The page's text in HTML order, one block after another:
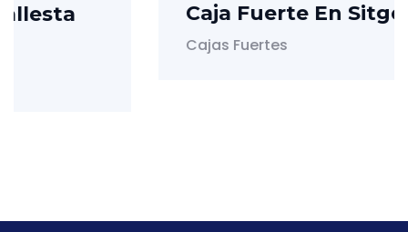
Caja Fuerte En Sitges